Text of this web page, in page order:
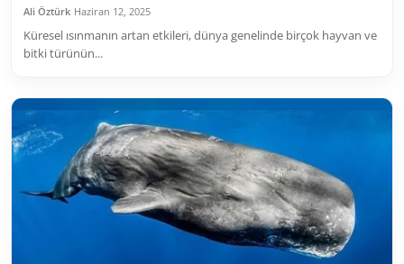
Ali Öztürk Haziran 12, 2025
Küresel ısınmanın artan etkileri, dünya genelinde birçok hayvan ve
bitki türünün...